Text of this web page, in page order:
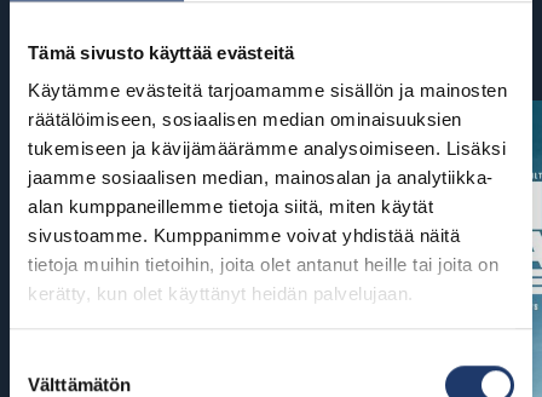
Tämä sivusto käyttää evästeitä
Käytämme evästeitä tarjoamamme sisällön ja mainosten
räätälöimiseen, sosiaalisen median ominaisuuksien
tukemiseen ja kävijämäärämme analysoimiseen. Lisäksi
jaamme sosiaalisen median, mainosalan ja analytiikka-
alan kumppaneillemme tietoja siitä, miten käytät
sivustoamme. Kumppanimme voivat yhdistää näitä
tietoja muihin tietoihin, joita olet antanut heille tai joita on
kerätty, kun olet käyttänyt heidän palvelujaan.
valinta
Välttämätön
Tulossa